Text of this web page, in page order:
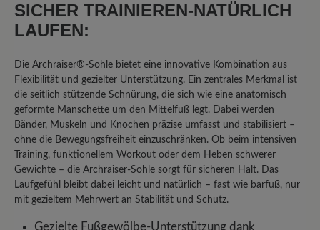
SICHER TRAINIEREN-NATÜRLICH
LAUFEN:
Die Archraiser®-Sohle bietet eine innovative Kombination aus
Flexibilität und gezielter Unterstützung. Ein zentrales Merkmal ist
die seitlich stützende Schnürung, die sich wie eine anatomisch
geformte Manschette um den Mittelfuß legt. Dabei werden
Bänder, Muskeln und Knochen präzise umfasst und stabilisiert –
ohne die Bewegungsfreiheit einzuschränken. Ob beim intensiven
Training, funktionellem Workout oder dem Heben schwerer
Gewichte – die Archraiser-Sohle sorgt für sicheren Halt. Das
Laufgefühl bleibt dabei leicht und natürlich – fast wie barfuß, nur
mit gezieltem Mehrwert an Stabilität und Schutz.
Gezielte Fußgewölbe-Unterstützung dank